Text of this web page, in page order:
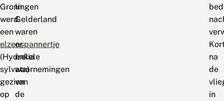
Groningen
werd
een
elzenspannertje
(Hydrelia
sylvata)
gezien
op
In
Gelderland
waren
er
enkele
waarnemingen
van
de
na
de
in